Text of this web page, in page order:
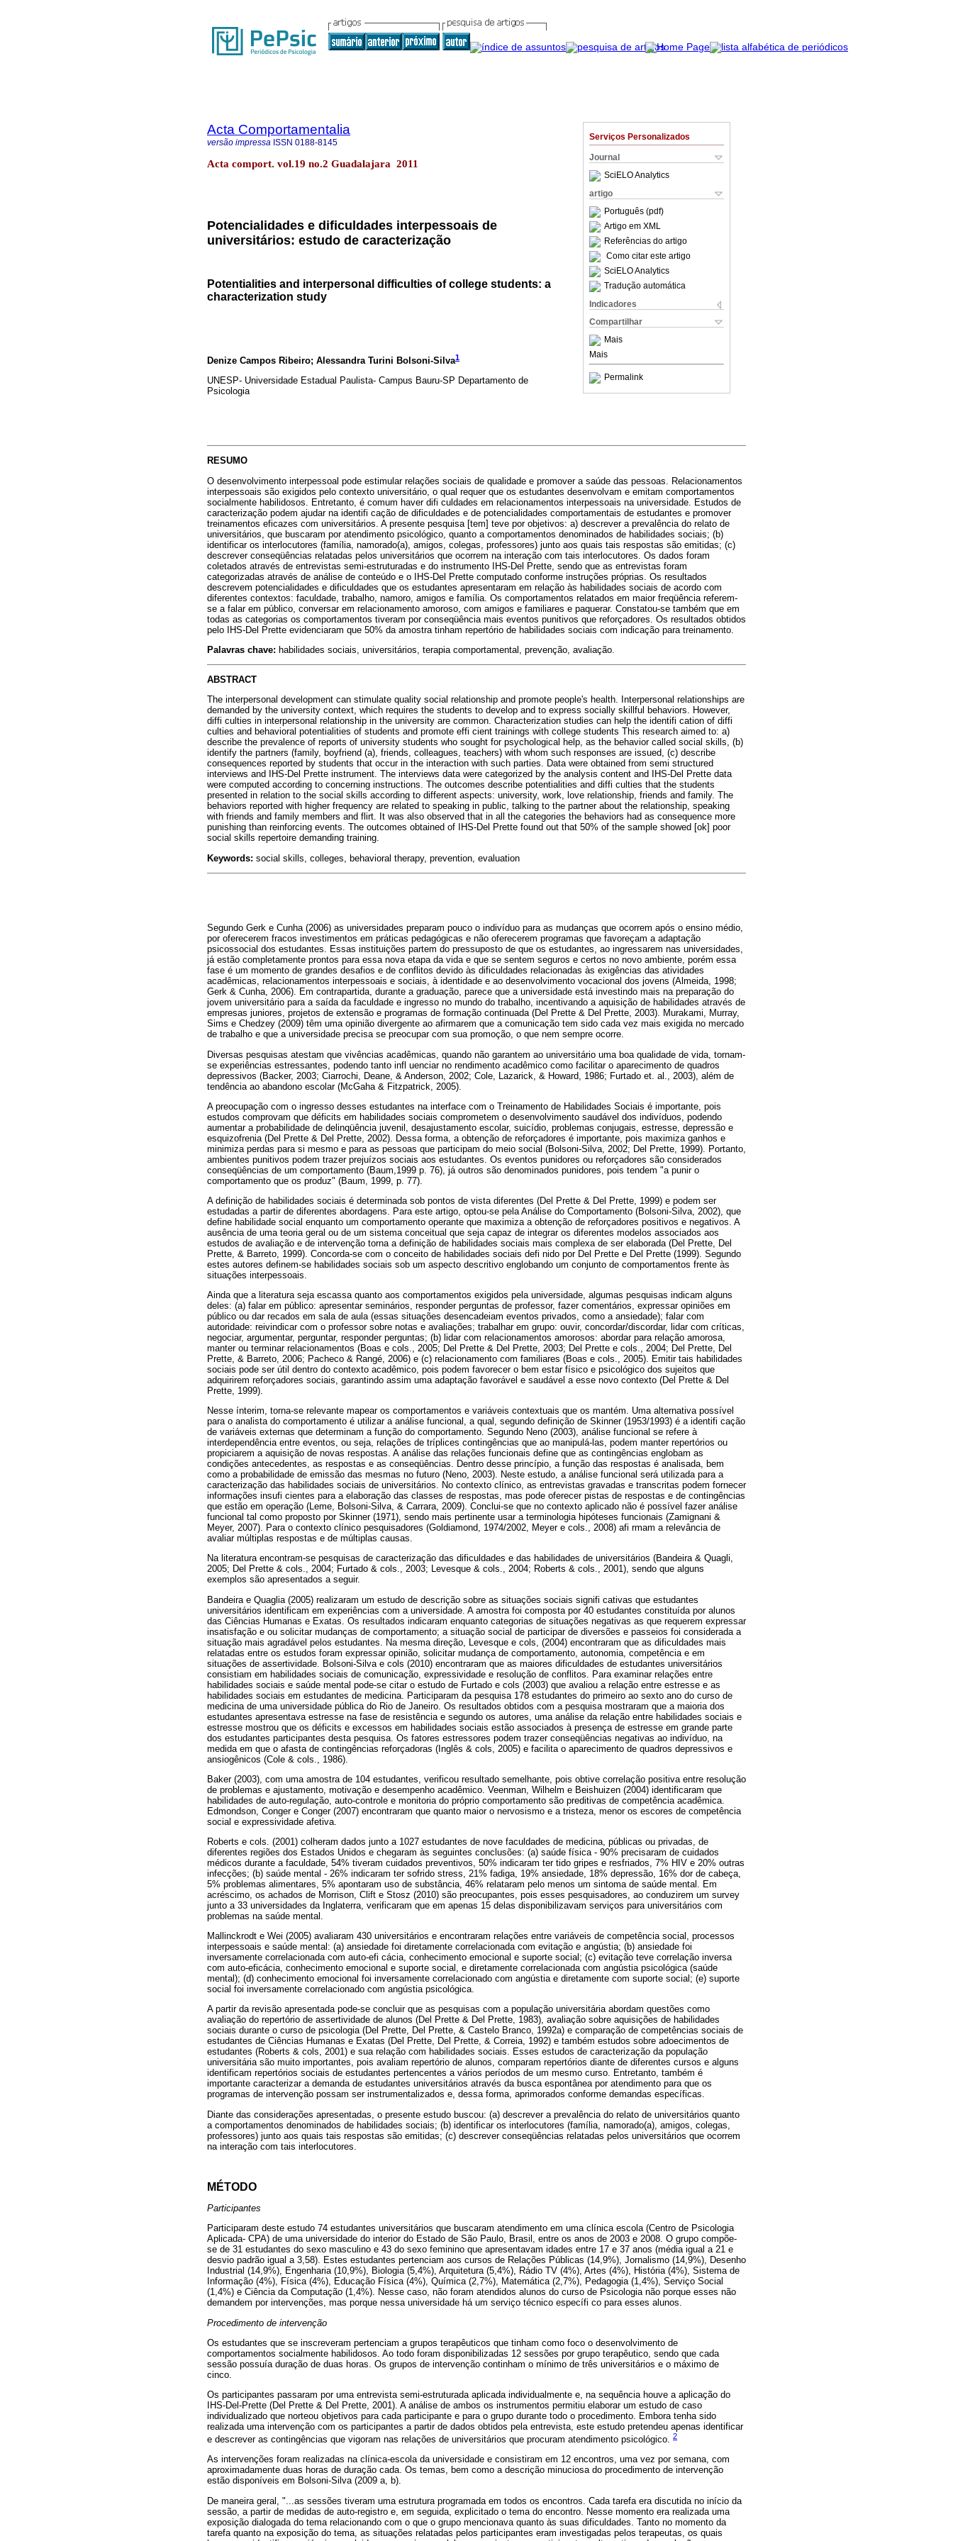
Serviços Personalizados
Journal
SciELO Analytics
artigo
Português (pdf)
Artigo em XML
Referências do artigo
Como citar este artigo
SciELO Analytics
Tradução automática
Indicadores
Compartilhar
Mais
Mais
Permalink
Acta Comportamentalia
versão impressa ISSN 0188-8145
Acta comport. vol.19 no.2 Guadalajara 2011
Potencialidades e dificuldades interpessoais de
universitários: estudo de caracterização
Potentialities and interpersonal difficulties of college students: a
characterization study
Denize Campos Ribeiro; Alessandra Turini Bolsoni-Silva1
UNESP- Universidade Estadual Paulista- Campus Bauru-SP Departamento de
Psicologia
RESUMO
O desenvolvimento interpessoal pode estimular relações sociais de qualidade e promover a saúde das pessoas. Relacionamentos
interpessoais são exigidos pelo contexto universitário, o qual requer que os estudantes desenvolvam e emitam comportamentos
socialmente habilidosos. Entretanto, é comum haver difi culdades em relacionamentos interpessoais na universidade. Estudos de
caracterização podem ajudar na identifi cação de dificuldades e de potencialidades comportamentais de estudantes e promover
treinamentos eficazes com universitários. A presente pesquisa [tem] teve por objetivos: a) descrever a prevalência do relato de
universitários, que buscaram por atendimento psicológico, quanto a comportamentos denominados de habilidades sociais; (b)
identificar os interlocutores (família, namorado(a), amigos, colegas, professores) junto aos quais tais respostas são emitidas; (c)
descrever conseqüências relatadas pelos universitários que ocorrem na interação com tais interlocutores. Os dados foram
coletados através de entrevistas semi-estruturadas e do instrumento IHS-Del Prette, sendo que as entrevistas foram
categorizadas através de análise de conteúdo e o IHS-Del Prette computado conforme instruções próprias. Os resultados
descrevem potencialidades e dificuldades que os estudantes apresentaram em relação às habilidades sociais de acordo com
diferentes contextos: faculdade, trabalho, namoro, amigos e família. Os comportamentos relatados em maior freqüência referem-
se a falar em público, conversar em relacionamento amoroso, com amigos e familiares e paquerar. Constatou-se também que em
todas as categorias os comportamentos tiveram por conseqüência mais eventos punitivos que reforçadores. Os resultados obtidos
pelo IHS-Del Prette evidenciaram que 50% da amostra tinham repertório de habilidades sociais com indicação para treinamento.
Palavras chave: habilidades sociais, universitários, terapia comportamental, prevenção, avaliação.
ABSTRACT
The interpersonal development can stimulate quality social relationship and promote people's health. Interpersonal relationships are
demanded by the university context, which requires the students to develop and to express socially skillful behaviors. However,
diffi culties in interpersonal relationship in the university are common. Characterization studies can help the identifi cation of diffi
culties and behavioral potentialities of students and promote effi cient trainings with college students This research aimed to: a)
describe the prevalence of reports of university students who sought for psychological help, as the behavior called social skills, (b)
identify the partners (family, boyfriend (a), friends, colleagues, teachers) with whom such responses are issued, (c) describe
consequences reported by students that occur in the interaction with such parties. Data were obtained from semi structured
interviews and IHS-Del Prette instrument. The interviews data were categorized by the analysis content and IHS-Del Prette data
were computed according to concerning instructions. The outcomes describe potentialities and diffi culties that the students
presented in relation to the social skills according to different aspects: university, work, love relationship, friends and family. The
behaviors reported with higher frequency are related to speaking in public, talking to the partner about the relationship, speaking
with friends and family members and flirt. It was also observed that in all the categories the behaviors had as consequence more
punishing than reinforcing events. The outcomes obtained of IHS-Del Prette found out that 50% of the sample showed [ok] poor
social skills repertoire demanding training.
Keywords: social skills, colleges, behavioral therapy, prevention, evaluation
Segundo Gerk e Cunha (2006) as universidades preparam pouco o indivíduo para as mudanças que ocorrem após o ensino médio,
por oferecerem fracos investimentos em práticas pedagógicas e não oferecerem programas que favoreçam a adaptação
psicossocial dos estudantes. Essas instituições partem do pressuposto de que os estudantes, ao ingressarem nas universidades,
já estão completamente prontos para essa nova etapa da vida e que se sentem seguros e certos no novo ambiente, porém essa
fase é um momento de grandes desafios e de conflitos devido às dificuldades relacionadas às exigências das atividades
acadêmicas, relacionamentos interpessoais e sociais, à identidade e ao desenvolvimento vocacional dos jovens (Almeida, 1998;
Gerk & Cunha, 2006). Em contrapartida, durante a graduação, parece que a universidade está investindo mais na preparação do
jovem universitário para a saída da faculdade e ingresso no mundo do trabalho, incentivando a aquisição de habilidades através de
empresas juniores, projetos de extensão e programas de formação continuada (Del Prette & Del Prette, 2003). Murakami, Murray,
Sims e Chedzey (2009) têm uma opinião divergente ao afirmarem que a comunicação tem sido cada vez mais exigida no mercado
de trabalho e que a universidade precisa se preocupar com sua promoção, o que nem sempre ocorre.
Diversas pesquisas atestam que vivências acadêmicas, quando não garantem ao universitário uma boa qualidade de vida, tornam-
se experiências estressantes, podendo tanto infl uenciar no rendimento acadêmico como facilitar o aparecimento de quadros
depressivos (Backer, 2003; Ciarrochi, Deane, & Anderson, 2002; Cole, Lazarick, & Howard, 1986; Furtado et. al., 2003), além de
tendência ao abandono escolar (McGaha & Fitzpatrick, 2005).
A preocupação com o ingresso desses estudantes na interface com o Treinamento de Habilidades Sociais é importante, pois
estudos comprovam que déficits em habilidades sociais comprometem o desenvolvimento saudável dos indivíduos, podendo
aumentar a probabilidade de delinqüência juvenil, desajustamento escolar, suicídio, problemas conjugais, estresse, depressão e
esquizofrenia (Del Prette & Del Prette, 2002). Dessa forma, a obtenção de reforçadores é importante, pois maximiza ganhos e
minimiza perdas para si mesmo e para as pessoas que participam do meio social (Bolsoni-Silva, 2002; Del Prette, 1999). Portanto,
ambientes punitivos podem trazer prejuízos sociais aos estudantes. Os eventos punidores ou reforçadores são considerados
conseqüências de um comportamento (Baum,1999 p. 76), já outros são denominados punidores, pois tendem "a punir o
comportamento que os produz" (Baum, 1999, p. 77).
A definição de habilidades sociais é determinada sob pontos de vista diferentes (Del Prette & Del Prette, 1999) e podem ser
estudadas a partir de diferentes abordagens. Para este artigo, optou-se pela Análise do Comportamento (Bolsoni-Silva, 2002), que
define habilidade social enquanto um comportamento operante que maximiza a obtenção de reforçadores positivos e negativos. A
ausência de uma teoria geral ou de um sistema conceitual que seja capaz de integrar os diferentes modelos associados aos
estudos de avaliação e de intervenção torna a definição de habilidades sociais mais complexa de ser elaborada (Del Prette, Del
Prette, & Barreto, 1999). Concorda-se com o conceito de habilidades sociais defi nido por Del Prette e Del Prette (1999). Segundo
estes autores definem-se habilidades sociais sob um aspecto descritivo englobando um conjunto de comportamentos frente às
situações interpessoais.
Ainda que a literatura seja escassa quanto aos comportamentos exigidos pela universidade, algumas pesquisas indicam alguns
deles: (a) falar em público: apresentar seminários, responder perguntas de professor, fazer comentários, expressar opiniões em
público ou dar recados em sala de aula (essas situações desencadeiam eventos privados, como a ansiedade); falar com
autoridade: reivindicar com o professor sobre notas e avaliações; trabalhar em grupo: ouvir, concordar/discordar, lidar com críticas,
negociar, argumentar, perguntar, responder perguntas; (b) lidar com relacionamentos amorosos: abordar para relação amorosa,
manter ou terminar relacionamentos (Boas e cols., 2005; Del Prette & Del Prette, 2003; Del Prette e cols., 2004; Del Prette, Del
Prette, & Barreto, 2006; Pacheco & Rangé, 2006) e (c) relacionamento com familiares (Boas e cols., 2005). Emitir tais habilidades
sociais pode ser útil dentro do contexto acadêmico, pois podem favorecer o bem estar físico e psicológico dos sujeitos que
adquirirem reforçadores sociais, garantindo assim uma adaptação favorável e saudável a esse novo contexto (Del Prette & Del
Prette, 1999).
Nesse ínterim, torna-se relevante mapear os comportamentos e variáveis contextuais que os mantém. Uma alternativa possível
para o analista do comportamento é utilizar a análise funcional, a qual, segundo definição de Skinner (1953/1993) é a identifi cação
de variáveis externas que determinam a função do comportamento. Segundo Neno (2003), análise funcional se refere à
interdependência entre eventos, ou seja, relações de tríplices contingências que ao manipulá-las, podem manter repertórios ou
propiciarem a aquisição de novas respostas. A análise das relações funcionais define que as contingências englobam as
condições antecedentes, as respostas e as conseqüências. Dentro desse princípio, a função das respostas é analisada, bem
como a probabilidade de emissão das mesmas no futuro (Neno, 2003). Neste estudo, a análise funcional será utilizada para a
caracterização das habilidades sociais de universitários. No contexto clínico, as entrevistas gravadas e transcritas podem fornecer
informações insufi cientes para a elaboração das classes de respostas, mas pode oferecer pistas de respostas e de contingências
que estão em operação (Leme, Bolsoni-Silva, & Carrara, 2009). Conclui-se que no contexto aplicado não é possível fazer análise
funcional tal como proposto por Skinner (1971), sendo mais pertinente usar a terminologia hipóteses funcionais (Zamignani &
Meyer, 2007). Para o contexto clínico pesquisadores (Goldiamond, 1974/2002, Meyer e cols., 2008) afi rmam a relevância de
avaliar múltiplas respostas e de múltiplas causas.
Na literatura encontram-se pesquisas de caracterização das dificuldades e das habilidades de universitários (Bandeira & Quagli,
2005; Del Prette & cols., 2004; Furtado & cols., 2003; Levesque & cols., 2004; Roberts & cols., 2001), sendo que alguns
exemplos são apresentados a seguir.
Bandeira e Quaglia (2005) realizaram um estudo de descrição sobre as situações sociais signifi cativas que estudantes
universitários identificam em experiências com a universidade. A amostra foi composta por 40 estudantes constituída por alunos
das Ciências Humanas e Exatas. Os resultados indicaram enquanto categorias de situações negativas as que requerem expressar
insatisfação e ou solicitar mudanças de comportamento; a situação social de participar de diversões e passeios foi considerada a
situação mais agradável pelos estudantes. Na mesma direção, Levesque e cols, (2004) encontraram que as dificuldades mais
relatadas entre os estudos foram expressar opinião, solicitar mudança de comportamento, autonomia, competência e em
situações de assertividade. Bolsoni-Silva e cols (2010) encontraram que as maiores dificuldades de estudantes universitários
consistiam em habilidades sociais de comunicação, expressividade e resolução de conflitos. Para examinar relações entre
habilidades sociais e saúde mental pode-se citar o estudo de Furtado e cols (2003) que avaliou a relação entre estresse e as
habilidades sociais em estudantes de medicina. Participaram da pesquisa 178 estudantes do primeiro ao sexto ano do curso de
medicina de uma universidade pública do Rio de Janeiro. Os resultados obtidos com a pesquisa mostraram que a maioria dos
estudantes apresentava estresse na fase de resistência e segundo os autores, uma análise da relação entre habilidades sociais e
estresse mostrou que os déficits e excessos em habilidades sociais estão associados à presença de estresse em grande parte
dos estudantes participantes desta pesquisa. Os fatores estressores podem trazer conseqüências negativas ao indivíduo, na
medida em que o afasta de contingências reforçadoras (Inglês & cols, 2005) e facilita o aparecimento de quadros depressivos e
ansiogênicos (Cole & cols., 1986).
Baker (2003), com uma amostra de 104 estudantes, verificou resultado semelhante, pois obtive correlação positiva entre resolução
de problemas e ajustamento, motivação e desempenho acadêmico. Veenman, Wilhelm e Beishuizen (2004) identificaram que
habilidades de auto-regulação, auto-controle e monitoria do próprio comportamento são preditivas de competência acadêmica.
Edmondson, Conger e Conger (2007) encontraram que quanto maior o nervosismo e a tristeza, menor os escores de competência
social e expressividade afetiva.
Roberts e cols. (2001) colheram dados junto a 1027 estudantes de nove faculdades de medicina, públicas ou privadas, de
diferentes regiões dos Estados Unidos e chegaram às seguintes conclusões: (a) saúde física - 90% precisaram de cuidados
médicos durante a faculdade, 54% tiveram cuidados preventivos, 50% indicaram ter tido gripes e resfriados, 7% HIV e 20% outras
infecções; (b) saúde mental - 26% indicaram ter sofrido stress, 21% fadiga, 19% ansiedade, 18% depressão, 16% dor de cabeça,
5% problemas alimentares, 5% apontaram uso de substância, 46% relataram pelo menos um sintoma de saúde mental. Em
acréscimo, os achados de Morrison, Clift e Stosz (2010) são preocupantes, pois esses pesquisadores, ao conduzirem um survey
junto a 33 universidades da Inglaterra, verificaram que em apenas 15 delas disponibilizavam serviços para universitários com
problemas na saúde mental.
Mallinckrodt e Wei (2005) avaliaram 430 universitários e encontraram relações entre variáveis de competência social, processos
interpessoais e saúde mental: (a) ansiedade foi diretamente correlacionada com evitação e angústia; (b) ansiedade foi
inversamente correlacionada com auto-efi cácia, conhecimento emocional e suporte social; (c) evitação teve correlação inversa
com auto-eficácia, conhecimento emocional e suporte social, e diretamente correlacionada com angústia psicológica (saúde
mental); (d) conhecimento emocional foi inversamente correlacionado com angústia e diretamente com suporte social; (e) suporte
social foi inversamente correlacionado com angústia psicológica.
A partir da revisão apresentada pode-se concluir que as pesquisas com a população universitária abordam questões como
avaliação do repertório de assertividade de alunos (Del Prette & Del Prette, 1983), avaliação sobre aquisições de habilidades
sociais durante o curso de psicologia (Del Prette, Del Prette, & Castelo Branco, 1992a) e comparação de competências sociais de
estudantes de Ciências Humanas e Exatas (Del Prette, Del Prette, & Correia, 1992) e também estudos sobre adoecimentos de
estudantes (Roberts & cols, 2001) e sua relação com habilidades sociais. Esses estudos de caracterização da população
universitária são muito importantes, pois avaliam repertório de alunos, comparam repertórios diante de diferentes cursos e alguns
identificam repertórios sociais de estudantes pertencentes a vários períodos de um mesmo curso. Entretanto, também é
importante caracterizar a demanda de estudantes universitários através da busca espontânea por atendimento para que os
programas de intervenção possam ser instrumentalizados e, dessa forma, aprimorados conforme demandas específicas.
Diante das considerações apresentadas, o presente estudo buscou: (a) descrever a prevalência do relato de universitários quanto
a comportamentos denominados de habilidades sociais; (b) identificar os interlocutores (família, namorado(a), amigos, colegas,
professores) junto aos quais tais respostas são emitidas; (c) descrever conseqüências relatadas pelos universitários que ocorrem
na interação com tais interlocutores.
MÉTODO
Participantes
Participaram deste estudo 74 estudantes universitários que buscaram atendimento em uma clínica escola (Centro de Psicologia
Aplicada- CPA) de uma universidade do interior do Estado de São Paulo, Brasil, entre os anos de 2003 e 2008. O grupo compõe-
se de 31 estudantes do sexo masculino e 43 do sexo feminino que apresentavam idades entre 17 e 37 anos (média igual a 21 e
desvio padrão igual a 3,58). Estes estudantes pertenciam aos cursos de Relações Públicas (14,9%), Jornalismo (14,9%), Desenho
Industrial (14,9%), Engenharia (10,9%), Biologia (5,4%), Arquitetura (5,4%), Rádio TV (4%), Artes (4%), História (4%), Sistema de
Informação (4%), Física (4%), Educação Física (4%), Química (2,7%), Matemática (2,7%), Pedagogia (1,4%), Serviço Social
(1,4%) e Ciência da Computação (1,4%). Nesse caso, não foram atendidos alunos do curso de Psicologia não porque esses não
demandem por intervenções, mas porque nessa universidade há um serviço técnico específi co para esses alunos.
Procedimento de intervenção
Os estudantes que se inscreveram pertenciam a grupos terapêuticos que tinham como foco o desenvolvimento de
comportamentos socialmente habilidosos. Ao todo foram disponibilizadas 12 sessões por grupo terapêutico, sendo que cada
sessão possuía duração de duas horas. Os grupos de intervenção continham o mínimo de três universitários e o máximo de
cinco.
Os participantes passaram por uma entrevista semi-estruturada aplicada individualmente e, na sequência houve a aplicação do
IHS-Del-Prette (Del Prette & Del Prette, 2001). A análise de ambos os instrumentos permitiu elaborar um estudo de caso
individualizado que norteou objetivos para cada participante e para o grupo durante todo o procedimento. Embora tenha sido
realizada uma intervenção com os participantes a partir de dados obtidos pela entrevista, este estudo pretendeu apenas identificar
e descrever as contingências que vigoram nas relações de universitários que procuram atendimento psicológico. 2
As intervenções foram realizadas na clínica-escola da universidade e consistiram em 12 encontros, uma vez por semana, com
aproximadamente duas horas de duração cada. Os temas, bem como a descrição minuciosa do procedimento de intervenção
estão disponíveis em Bolsoni-Silva (2009 a, b).
De maneira geral, "...as sessões tiveram uma estrutura programada em todos os encontros. Cada tarefa era discutida no início da
sessão, a partir de medidas de auto-registro e, em seguida, explicitado o tema do encontro. Nesse momento era realizada uma
exposição dialogada do tema relacionando com o que o grupo mencionava quanto às suas dificuldades. Tanto no momento da
tarefa quanto na exposição do tema, as situações relatadas pelos participantes eram investigadas pelos terapeutas, os quais